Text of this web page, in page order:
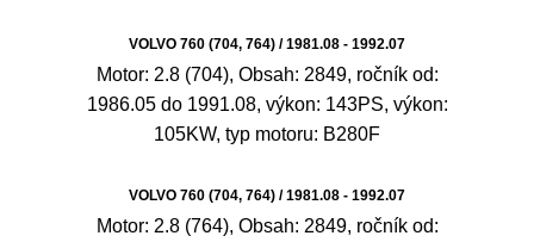
VOLVO 760 (704, 764) / 1981.08 - 1992.07
Motor: 2.8 (704), Obsah: 2849, ročník od:
1986.05 do 1991.08, výkon: 143PS, výkon:
105KW, typ motoru: B280F
VOLVO 760 (704, 764) / 1981.08 - 1992.07
Motor: 2.8 (764), Obsah: 2849, ročník od: